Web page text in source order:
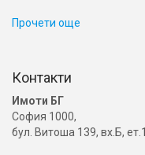
Прочети още
Контакти
Имоти БГ
София 1000,
бул. Витоша 139, вх.Б, ет.1